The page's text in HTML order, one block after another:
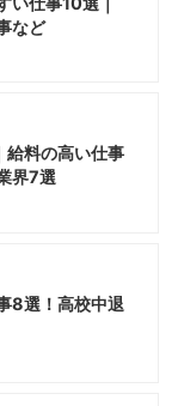
など
料の高い仕事
界7選
8選！高校中退